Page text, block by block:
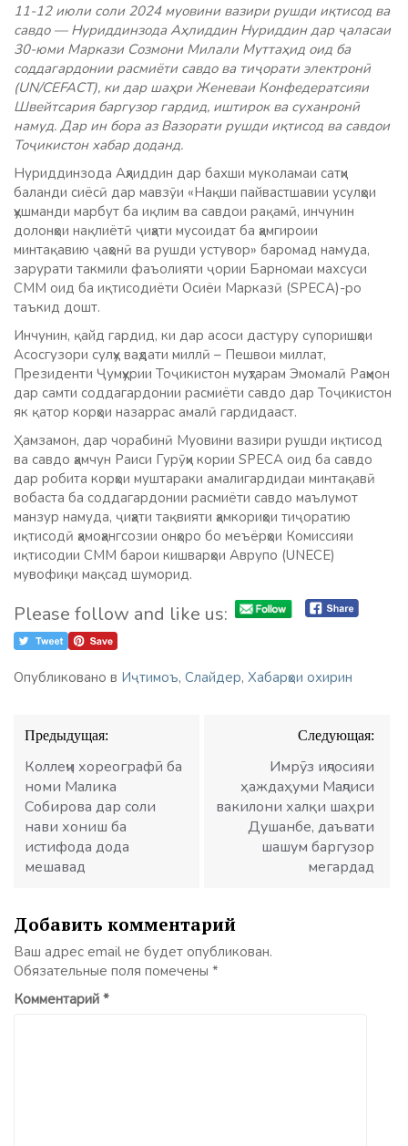
11-12 июли соли 2024 муовини вазири рушди иқтисод ва
савдо — Нуриддинзода Аҳлиддин Нуриддин дар ҷаласаи
30-юми Маркази Созмони Милали Муттаҳид оид ба
соддагардонии расмиёти савдо ва тиҷорати электронӣ
(UN/CEFACT), ки дар шаҳри Женеваи Конфедератсияи
Швейтсария баргузор гардид, иштирок ва суханронӣ
намуд. Дар ин бора аз Вазорати рушди иқтисод ва савдои
Тоҷикистон хабар доданд.
Нуриддинзода Аҳлиддин дар бахши муколамаи сатҳи
баланди сиёсӣ дар мавзӯи «Нақши пайвастшавии усулҳои
ҳушманди марбут ба иқлим ва савдои рақамӣ, инчунин
долонҳои нақлиётӣ ҷиҳати мусоидат ба ҳамгироии
минтақавию ҷаҳонӣ ва рушди устувор» баромад намуда,
зарурати такмили фаъолияти ҷории Барномаи махсуси
СММ оид ба иқтисодиёти Осиёи Марказӣ (SPECA)-ро
таъкид дошт.
Инчунин, қайд гардид, ки дар асоси дастуру супоришҳои
Асосгузори сулҳу ваҳдати миллӣ – Пешвои миллат,
Президенти Ҷумҳурии Тоҷикистон муҳтарам Эмомалӣ Раҳмон
дар самти соддагардонии расмиёти савдо дар Тоҷикистон
як қатор корҳои назаррас амалӣ гардидааст.
Ҳамзамон, дар чорабинӣ Муовини вазири рушди иқтисод
ва савдо ҳамчун Раиси Гурӯҳи кории SPECA оид ба савдо
дар робита корҳои муштараки амалигардидаи минтақавӣ
вобаста ба соддагардонии расмиёти савдо маълумот
манзур намуда, ҷиҳати тақвияти ҳамкориҳои тиҷоратию
иқтисодӣ ҳамоҳангсозии онҳоро бо меъёрҳои Комиссияи
иқтисодии СММ барои кишварҳои Аврупо (UNECE)
мувофиқи мақсад шуморид.
Please follow and like us:
Опубликовано в Иҷтимоъ, Слайдер, Хабарҳои охирин
Навигация
по
записям
Предыдущая:
Коллеҷи хореографӣ ба
номи Малика
Собирова дар соли
нави хониш ба
истифода дода
мешавад
Следующая:
Имрӯз иҷлосияи
ҳаждаҳуми Маҷлиси
вакилони халқи шаҳри
Душанбе, даъвати
шашум баргузор
мегардад
Добавить комментарий
Ваш адрес email не будет опубликован.
Обязательные поля помечены *
Комментарий *